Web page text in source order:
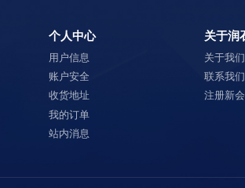
个人中心
用户信息
账户安全
收货地址
我的订单
站内消息
关于润
关于我们
联系我们
注册新